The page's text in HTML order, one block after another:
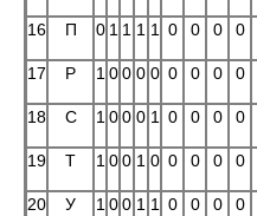
16 П 0 1 1 1 1 0 0 0 0
17 Р 1 0 0 0 0 0 0 0 0
18 С 1 0 0 0 1 0 0 0 0
19 Т 1 0 0 1 0 0 0 0 0
20 У 1 0 0 1 1 0 0 0 0